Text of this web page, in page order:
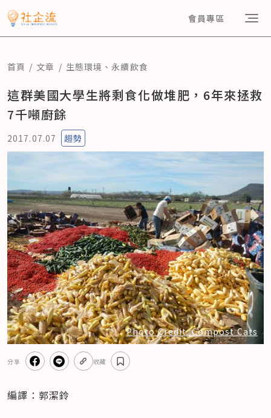
會員專區
首頁 文章 生態環境 、永續飲食
這群美國大學生將剩食化做堆肥，6年來拯救
7千噸廚餘
2017.07.07 趨勢
Photo Credit: Compost Cats
分享 收藏
編譯：郭潔鈴